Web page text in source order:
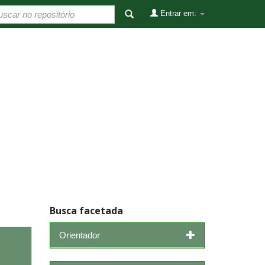
Entrar em:
Busca facetada
Orientador